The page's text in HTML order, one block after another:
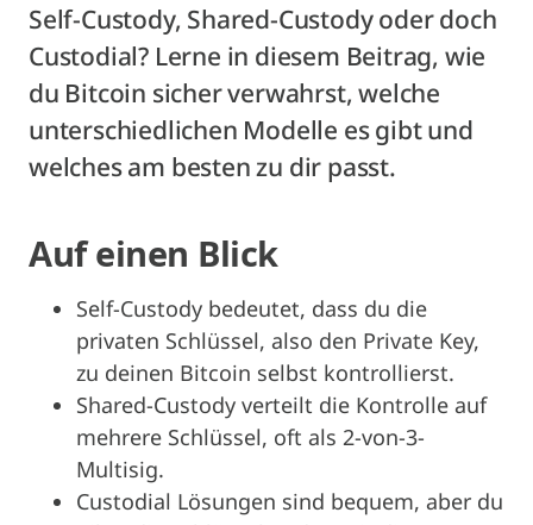
Self-Custody, Shared-Custody oder doch
Custodial? Lerne in diesem Beitrag, wie
du Bitcoin sicher verwahrst, welche
unterschiedlichen Modelle es gibt und
welches am besten zu dir passt.
Auf einen Blick
Self-Custody bedeutet, dass du die
privaten Schlüssel, also den Private Key,
zu deinen Bitcoin selbst kontrollierst.
Shared-Custody verteilt die Kontrolle auf
mehrere Schlüssel, oft als 2-von-3-
Multisig.
Custodial Lösungen sind bequem, aber du